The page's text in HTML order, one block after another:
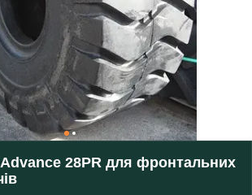
28PR для фронтальних